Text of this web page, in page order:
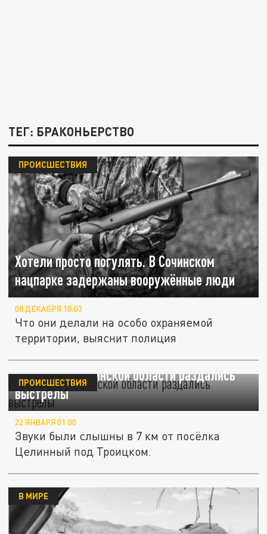
ТЕГ: БРАКОНЬЕРСТВО
Хотели просто погулять. В Сочинском
нацпарке задержаны вооружённые люди
ПРОИСШЕСТВИЯ
08 ДЕКАБРЯ 18:03
Что они делали на особо охраняемой
территории, выяснит полиция
В лесу в Челябинской области раздались
выстрелы
ПРОИСШЕСТВИЯ
22 ЯНВАРЯ 01:00
Звуки были слышны в 7 км от посёлка
Целинный под Троицком.
В МИРЕ